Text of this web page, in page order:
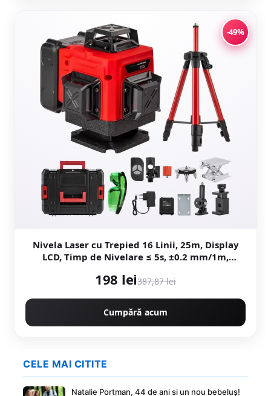
-49%
Nivela Laser cu Trepied 16 Linii, 25m, Display
LCD, Timp de Nivelare ≤ 5s, ±0.2 mm/1m,
198 lei387,87 lei
Cumpără acum
CELE MAI CITITE
Natalie Portman, 44 de ani si un nou bebeluș!